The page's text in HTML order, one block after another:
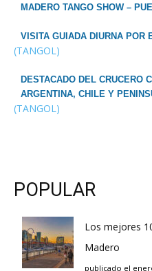
MADERO TANGO SHOW –
VISITA GUIADA DIURNA POR
(TANGOL)
DESTACADO DEL CRUCERO
ARGENTINA, CHILE Y
(TANGOL)
POPULAR
Los mejores
Madero
publicado el